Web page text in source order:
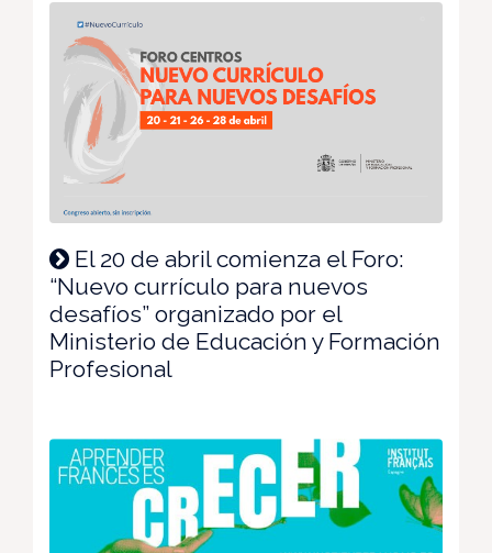
El 20 de abril comienza el Foro:
“Nuevo currículo para nuevos
desafíos” organizado por el
Ministerio de Educación y Formación
Profesional